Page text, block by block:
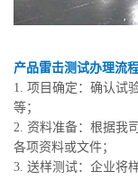
产品雷击测试办理流
1. 项目确定：确认试
等；
2. 资料准备：根据我
各项资料或文件；
3. 送样测试：企业将